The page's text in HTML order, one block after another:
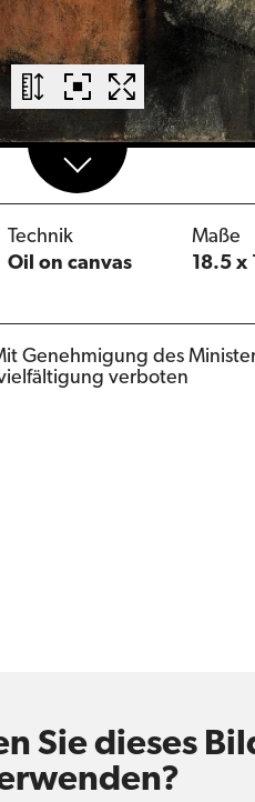
Technik
Oil on canvas
Maße
18.5 x
Genehmigung des
verboten
Sie dieses